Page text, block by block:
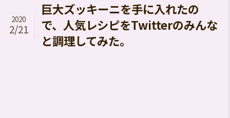
巨大ズッキーニを手に入れたの
で、人気レシピをTwitterのみんな
と調理してみた。
2020
2/21